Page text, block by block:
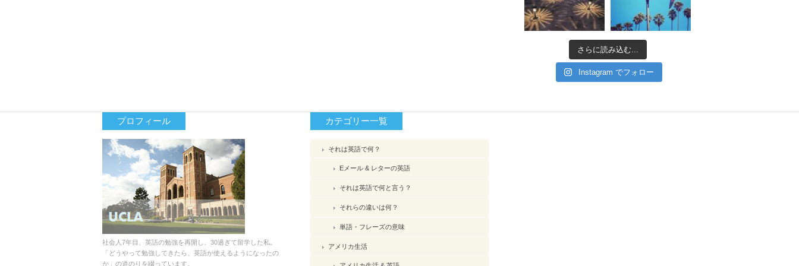
さらに読み込む...
Instagram でフォロー
プロフィール
社会人7年目、英語の勉強を再開し、30過ぎて留学した私。
「どうやって勉強してきたら、英語が使えるようになったの
か」の道のりを綴っています。
カテゴリー一覧
それは英語で何？
Eメール & レターの英語
それは英語で何と言う？
それらの違いは何？
単語・フレーズの意味
アメリカ生活